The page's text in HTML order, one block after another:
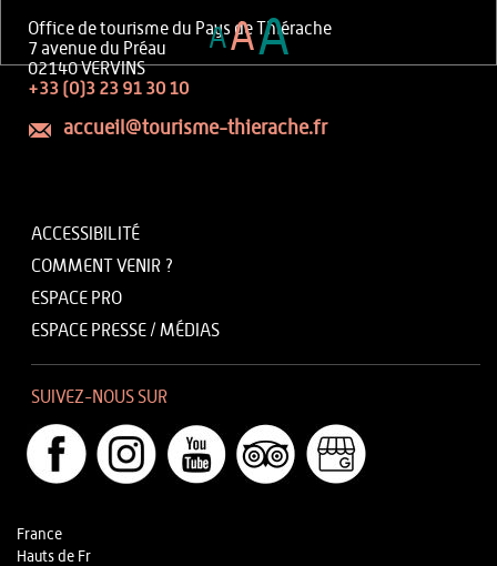
Office de tourisme du Pays de Thiérache
7 avenue du Préau
02140 VERVINS
+33 (0)3 23 91 30 10
accueil@tourisme-thierache.fr
ACCESSIBILITÉ
COMMENT VENIR ?
ESPACE PRO
ESPACE PRESSE / MÉDIAS
SUIVEZ-NOUS SUR
France
Hauts de Fr
AAA